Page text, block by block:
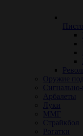
Оружие
Арбалеты
Луки
ММГ
Страйкбол
Рогатки